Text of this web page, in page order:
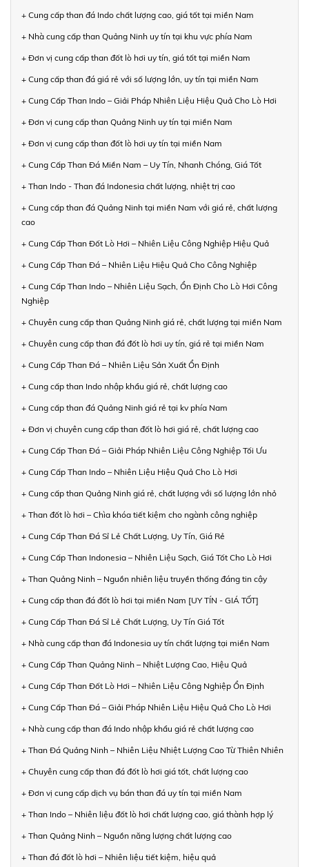
+ Cung cấp than đá Indo chất lượng cao, giá tốt tại miền Nam
+ Nhà cung cấp than Quảng Ninh uy tín tại khu vực phía Nam
+ Đơn vị cung cấp than đốt lò hơi uy tín, giá tốt tại miền Nam
+ Cung cấp than đá giá rẻ với số lượng lớn, uy tín tại miền Nam
+ Cung Cấp Than Indo – Giải Pháp Nhiên Liệu Hiệu Quả Cho Lò Hơi
+ Đơn vị cung cấp than Quảng Ninh uy tín tại miền Nam
+ Đơn vị cung cấp than đốt lò hơi uy tín tại miền Nam
+ Cung Cấp Than Đá Miền Nam – Uy Tín, Nhanh Chóng, Giá Tốt
+ Than Indo - Than đá Indonesia chất lượng, nhiệt trị cao
+ Cung cấp than đá Quảng Ninh tại miền Nam với giá rẻ, chất lượng
cao
+ Cung Cấp Than Đốt Lò Hơi – Nhiên Liệu Công Nghiệp Hiệu Quả
+ Cung Cấp Than Đá – Nhiên Liệu Hiệu Quả Cho Công Nghiệp
+ Cung Cấp Than Indo – Nhiên Liệu Sạch, Ổn Định Cho Lò Hơi Công
Nghiệp
+ Chuyên cung cấp than Quảng Ninh giá rẻ, chất lượng tại miền Nam
+ Chuyên cung cấp than đá đốt lò hơi uy tín, giá rẻ tại miền Nam
+ Cung Cấp Than Đá – Nhiên Liệu Sản Xuất Ổn Định
+ Cung cấp than Indo nhập khẩu giá rẻ, chất lượng cao
+ Cung cấp than đá Quảng Ninh giá rẻ tại kv phía Nam
+ Đơn vị chuyên cung cấp than đốt lò hơi giá rẻ, chất lượng cao
+ Cung Cấp Than Đá – Giải Pháp Nhiên Liệu Công Nghiệp Tối Ưu
+ Cung Cấp Than Indo – Nhiên Liệu Hiệu Quả Cho Lò Hơi
+ Cung cấp than Quảng Ninh giá rẻ, chất lượng với số lượng lớn nhỏ
+ Than đốt lò hơi – Chìa khóa tiết kiệm cho ngành công nghiệp
+ Cung Cấp Than Đá Sỉ Lẻ Chất Lượng, Uy Tín, Giá Rẻ
+ Cung Cấp Than Indonesia – Nhiên Liệu Sạch, Giá Tốt Cho Lò Hơi
+ Than Quảng Ninh – Nguồn nhiên liệu truyền thống đáng tin cậy
+ Cung cấp than đá đốt lò hơi tại miền Nam [UY TÍN - GIÁ TỐT]
+ Cung Cấp Than Đá Sỉ Lẻ Chất Lượng, Uy Tín Giá Tốt
+ Nhà cung cấp than đá Indonesia uy tín chất lượng tại miền Nam
+ Cung Cấp Than Quảng Ninh – Nhiệt Lượng Cao, Hiệu Quả
+ Cung Cấp Than Đốt Lò Hơi – Nhiên Liệu Công Nghiệp Ổn Định
+ Cung Cấp Than Đá – Giải Pháp Nhiên Liệu Hiệu Quả Cho Lò Hơi
+ Nhà cung cấp than đá Indo nhập khẩu giá rẻ chất lượng cao
+ Than Đá Quảng Ninh – Nhiên Liệu Nhiệt Lượng Cao Từ Thiên Nhiên
+ Chuyên cung cấp than đá đốt lò hơi giá tốt, chất lượng cao
+ Đơn vị cung cấp dịch vụ bán than đá uy tín tại miền Nam
+ Than Indo – Nhiên liệu đốt lò hơi chất lượng cao, giá thành hợp lý
+ Than Quảng Ninh – Nguồn năng lượng chất lượng cao
+ Than đá đốt lò hơi – Nhiên liệu tiết kiệm, hiệu quả